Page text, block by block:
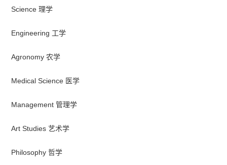
Science 理学
Engineering 工学
Agronomy 农学
Medical Science 医学
Management 管理学
Art Studies 艺术学
Philosophy 哲学